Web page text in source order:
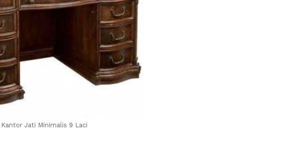
Kantor Jati Minimalis 9 Laci